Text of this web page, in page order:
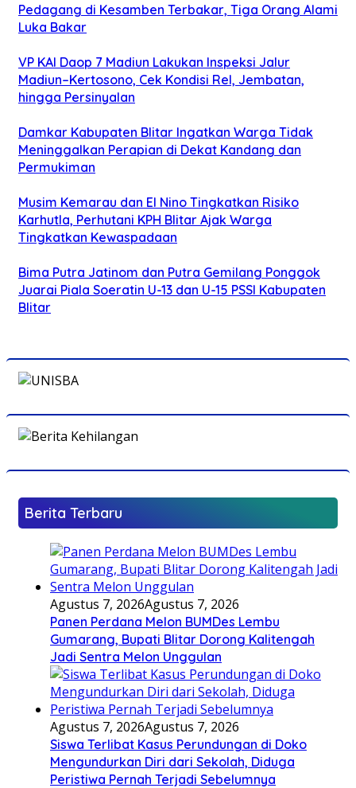
Pedagang di Kesamben Terbakar, Tiga Orang Alami
Luka Bakar
VP KAI Daop 7 Madiun Lakukan Inspeksi Jalur
Madiun–Kertosono, Cek Kondisi Rel, Jembatan,
hingga Persinyalan
Damkar Kabupaten Blitar Ingatkan Warga Tidak
Meninggalkan Perapian di Dekat Kandang dan
Permukiman
Musim Kemarau dan El Nino Tingkatkan Risiko
Karhutla, Perhutani KPH Blitar Ajak Warga
Tingkatkan Kewaspadaan
Bima Putra Jatinom dan Putra Gemilang Ponggok
Juarai Piala Soeratin U-13 dan U-15 PSSI Kabupaten
Blitar
Berita Terbaru
Agustus 7, 2026Agustus 7, 2026
Panen Perdana Melon BUMDes Lembu
Gumarang, Bupati Blitar Dorong Kalitengah
Jadi Sentra Melon Unggulan
Agustus 7, 2026Agustus 7, 2026
Siswa Terlibat Kasus Perundungan di Doko
Mengundurkan Diri dari Sekolah, Diduga
Peristiwa Pernah Terjadi Sebelumnya